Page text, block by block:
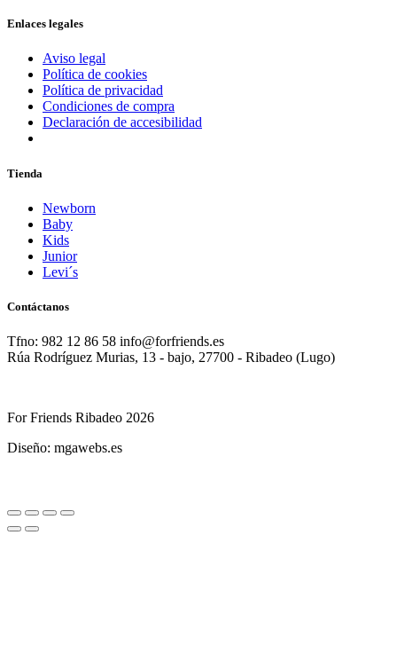
Enlaces legales
Aviso legal
Política de cookies
Política de privacidad
Condiciones de compra
Declaración de accesibilidad
Tienda
Newborn
Baby
Kids
Junior
Levi´s
Contáctanos
Tfno: 982 12 86 58 info@forfriends.es
Rúa Rodríguez Murias, 13 - bajo, 27700 - Ribadeo (Lugo)
For Friends Ribadeo 2026
Diseño: mgawebs.es